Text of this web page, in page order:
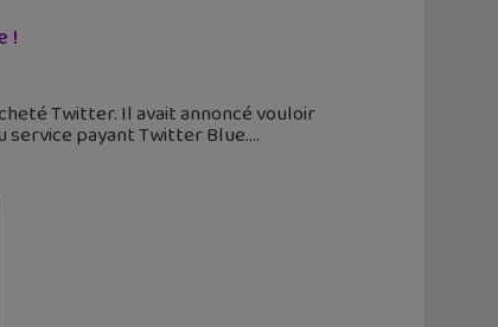
!
Twitter. Il avait annoncé vouloir
service payant Twitter Blue.